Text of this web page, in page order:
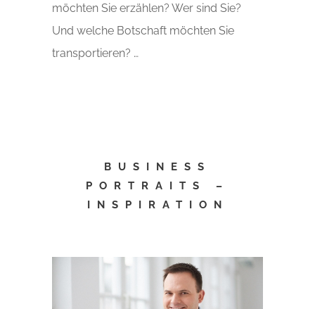
möchten Sie erzählen? Wer sind Sie?
Und welche Botschaft möchten Sie
transportieren? …
BUSINESS
PORTRAITS –
INSPIRATION